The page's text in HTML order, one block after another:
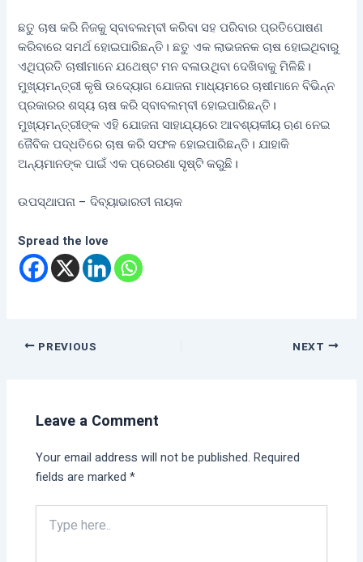
ଛତୁ ଚାଷ କରି ନିଜକୁ ସ୍ବାବଲମ୍ବୀ କରିବା ସହ ପରିବାର ପ୍ରତିପୋଷଣ
କରିବାରେ ସମର୍ଥ ହୋଇପାରିଛନ୍ତି। ଛତୁ ଏକ ଲାଭଜନକ ଚାଷ ହୋଇଥିବାରୁ
ଏଥିପ୍ରତି ଚାଷୀମାନେ ଯଥେଷ୍ଟ ମନ ବଳାଉଥିବା ଦେଖିବାକୁ ମିଳିଛି।
ମୁଖ୍ୟମନ୍ତ୍ରୀ କୃଷି ଉଦ୍ୟୋଗ ଯୋଜନା ମାଧ୍ୟମରେ ଚାଷୀମାନେ ବିଭିନ୍ନ
ପ୍ରକାରର ଶସ୍ୟ ଚାଷ କରି ସ୍ବାବଲମ୍ବୀ ହୋଇପାରିଛନ୍ତି।
ମୁଖ୍ୟମନ୍ତ୍ରୀଙ୍କ ଏହି ଯୋଜନା ସାହାଯ୍ୟରେ ଆବଶ୍ୟକୀୟ ଋଣ ନେଇ
ଜୈବିକ ପଦ୍ଧତିରେ ଚାଷ କରି ସଫଳ ହୋଇପାରିଛନ୍ତି। ଯାହାକି
ଅନ୍ୟମାନଙ୍କ ପାଇଁ ଏକ ପ୍ରେରଣା ସୃଷ୍ଟି କରୁଛି।
ଉପସ୍ଥାପନା – ଦିବ୍ୟାଭାରତୀ ନାୟକ
Spread the love
PREVIOUS NEXT
Leave a Comment
Your email address will not be published. Required
fields are marked*
here..